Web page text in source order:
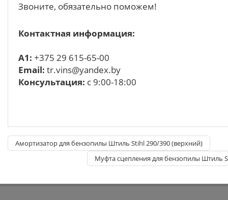
Звоните, обязательно поможем!
Контактная информация:
A1: +375 29 615-65-00
Email: tr.vins@yandex.by
Консультация: с 9:00-18:00
Амортизатор для бензопилы Штиль Stihl 290/390 (верхний)
Муфта сцепления для бензопилы Штиль